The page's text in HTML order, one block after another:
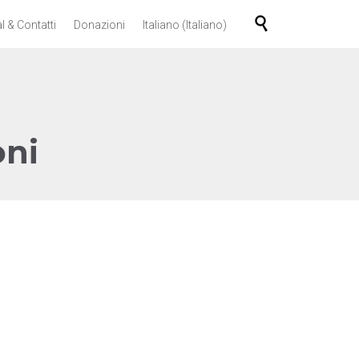
Skip
& Contatti Donazioni Italiano (Italiano) 